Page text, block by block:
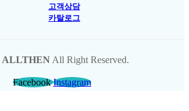
고객상담
카탈로그
ALLTHEN All Right Reserved.
Facebook Instagram